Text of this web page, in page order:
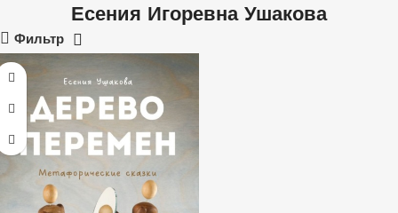
Есения Игоревна Ушакова
Фильтр